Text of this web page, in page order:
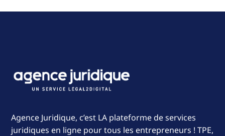
Agence Juridique, c’est LA plateforme de services
juridiques en ligne pour tous les entrepreneurs ! TPE,